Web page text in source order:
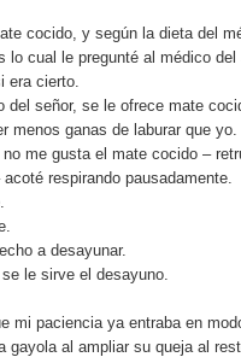
cocido, y según la dieta del
lo cual le pregunté al médico
era cierto.
del señor, se le ofrece mate
menos ganas de laburar que yo.
me gusta el mate cocido –
respirando pausadamente.
a desayunar.
le sirve el desayuno.
mi paciencia ya entraba en
gayola al ampliar su queja al